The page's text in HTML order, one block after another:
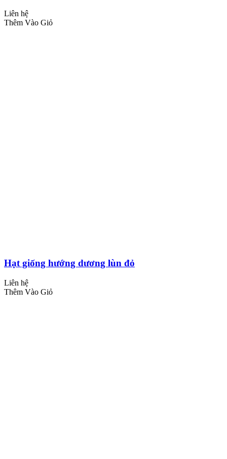
Liên hệ
Thêm Vào Giỏ
Hạt giống hướng dương lùn đỏ
Liên hệ
Thêm Vào Giỏ